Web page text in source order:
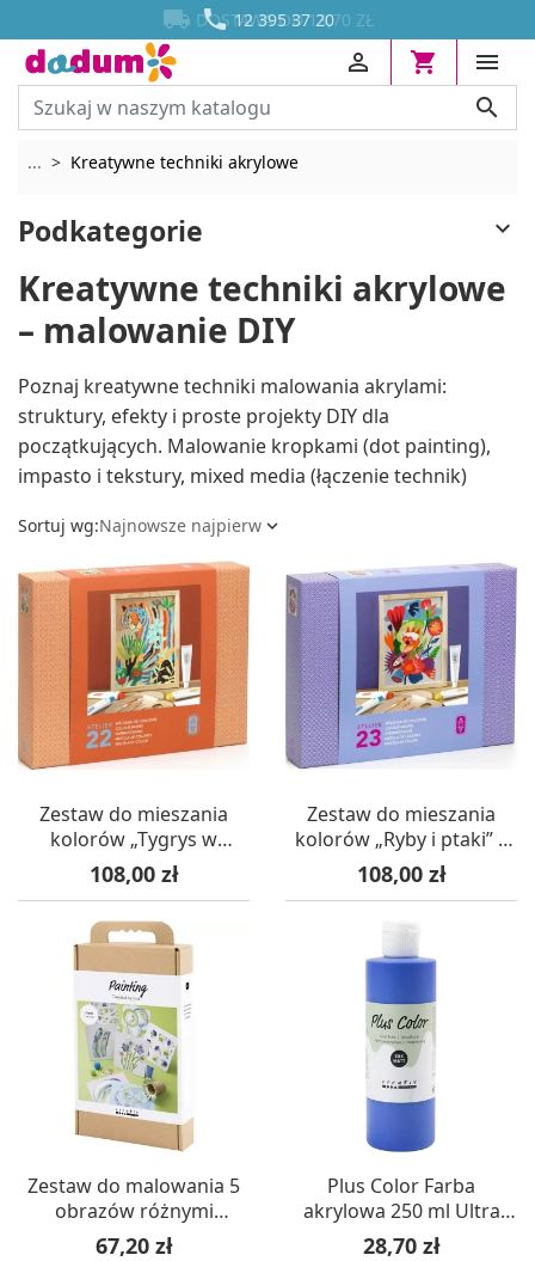
 12 395 37 20
 DOSTAWA OD 13,70 ZŁ






... Rozwiń breadcrumbs
Kreatywne techniki akrylowe
Podkategorie 
Kreatywne techniki akrylowe
– malowanie DIY
Poznaj kreatywne techniki malowania akrylami:
struktury, efekty i proste projekty DIY dla
początkujących. Malowanie kropkami (dot painting),
impasto i tekstury, mixed media (łączenie technik)
Sortuj wg:Najnowsze najpierw 
Zestaw do mieszania
kolorów „Tygrys w
zaroślach” – AGA Atelier
22 Djeco
Cena
108,00 zł
Zestaw do mieszania
kolorów „Ryby i ptaki” –
AGA Atelier 23 Djeco
Cena
108,00 zł
Zestaw do malowania 5
obrazów różnymi
technikami dla dzieci +4
Cena
67,20 zł
Plus Color Farba
akrylowa 250 ml Ultra
Marine
Cena
28,70 zł